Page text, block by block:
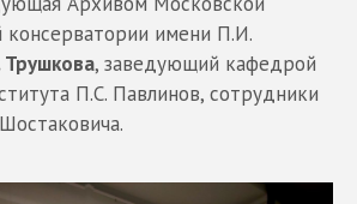
консерватории имени П.И.
Трушкова, заведующий кафедрой
П.С. Павлинов, сотрудники